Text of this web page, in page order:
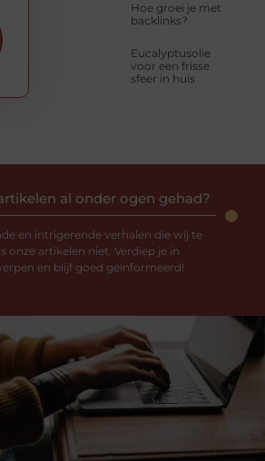
Hoe groei je met
backlinks?
Eucalyptusolie
voor een frisse
sfeer in huis
al onder ogen gehad?
en intrigerende verhalen die wij te
onze artikelen niet. Verdiep je in
en blijf goed geïnformeerd!